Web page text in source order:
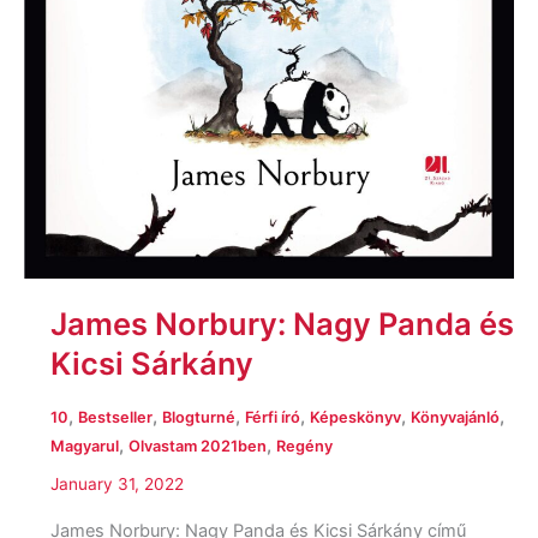
James Norbury: Nagy ​Panda és
Kicsi Sárkány
10, Bestseller, Blogturné, Férfi író, Képeskönyv, Könyvajánló,
Magyarul, Olvastam 2021ben, Regény
January 31, 2022
James Norbury: Nagy Panda és Kicsi Sárkány című